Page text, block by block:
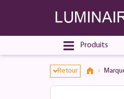
Produits
Retour